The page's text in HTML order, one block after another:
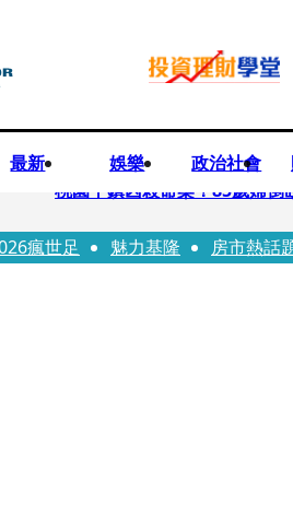
最新 娛樂 政治社會
快訊
桃園平鎮凶殺命案！85歲婦
快訊
狠詐慈濟10.6億！神鬼律師
瘋世足 魅力基隆 房市熱話